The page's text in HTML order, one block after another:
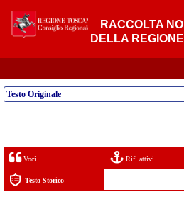
RACCOLTA
DELLA
Testo Originale
Voci Rif. attivi
Testo Storico